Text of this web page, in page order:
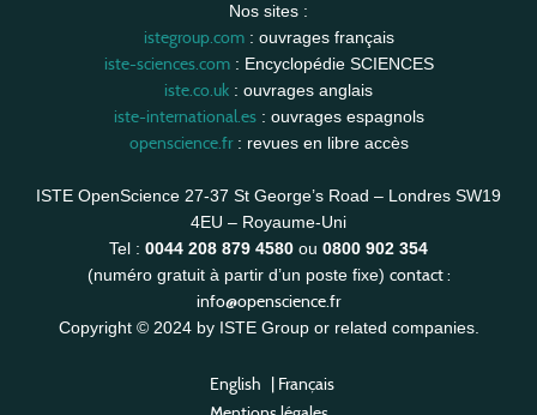
Nos sites :
istegroup.com: ouvrages français
iste-sciences.com: Encyclopédie SCIENCES
iste.co.uk : ouvrages anglais
iste-international.es: ouvrages espagnols
openscience.fr: revues en libre accès
ISTE OpenScience 27-37 St George’s Road – Londres SW19
4EU – Royaume-Uni
Tel : 0044 208 879 4580 ou 0800 902 354
(numéro gratuit à partir d’un poste fixe) contact :
info@openscience.fr
Copyright © 2024 by ISTE Group or related companies.
English | Français